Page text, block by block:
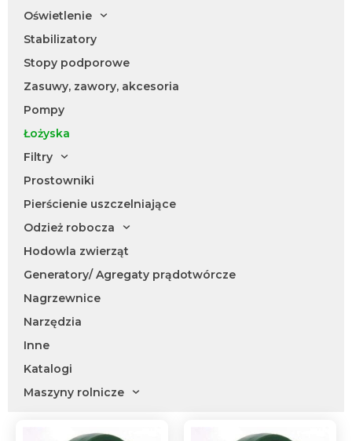
Oświetlenie
Stabilizatory
Stopy podporowe
Zasuwy, zawory, akcesoria
Pompy
Łożyska
Filtry
Prostowniki
Pierścienie uszczelniające
Odzież robocza
Hodowla zwierząt
Generatory/ Agregaty prądotwórcze
Nagrzewnice
Narzędzia
Inne
Katalogi
Maszyny rolnicze